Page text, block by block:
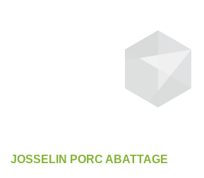
JOSSELIN PORC ABATTAGE